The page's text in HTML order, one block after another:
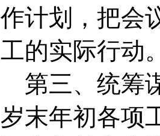
作计划，把会
工的实际行动
第三、统筹
岁末年初各项